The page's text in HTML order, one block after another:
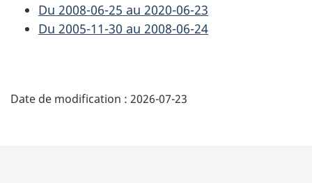
Du 2008-06-25 au 2020-06-23
Du 2005-11-30 au 2008-06-24
é
Date de modification : 2026-07-23